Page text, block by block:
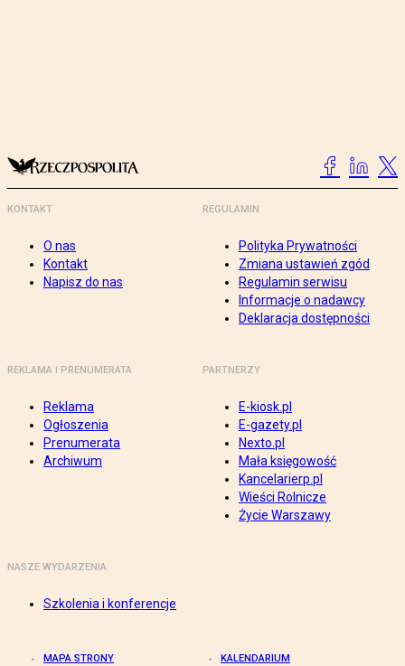
KONTAKT
O nas
Kontakt
Napisz do nas
REGULAMIN
Polityka Prywatności
Zmiana ustawień zgód
Regulamin serwisu
Informacje o nadawcy
Deklaracja dostępności
REKLAMA I PRENUMERATA
Reklama
Ogłoszenia
Prenumerata
Archiwum
PARTNERZY
E-kiosk.pl
E-gazety.pl
Nexto.pl
Mała księgowość
Kancelarierp.pl
Wieści Rolnicze
Życie Warszawy
NASZE WYDARZENIA
Szkolenia i konferencje
MAPA STRONY KALENDARIUM